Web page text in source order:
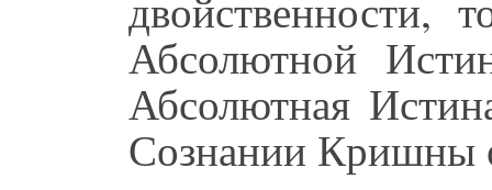
Абсолютной
Абсолютная
Сознании Кришны